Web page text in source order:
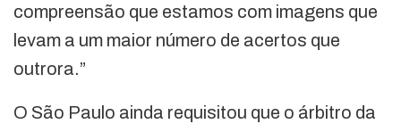
compreensão que estamos com imagens que
levam a um maior número de acertos que
outrora.”
O São Paulo ainda requisitou que o árbitro da